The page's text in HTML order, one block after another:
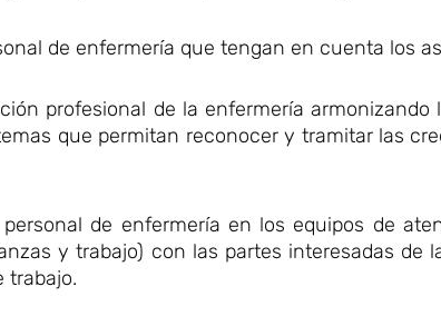
de enfermería que tengan en cuenta los
profesional de la enfermería
que permitan reconocer y tramitar las
de enfermería en los equipos de
y trabajo) con las partes interesadas de
trabajo.